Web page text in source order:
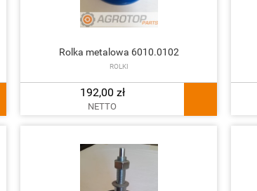
Rolka metalowa 6010.0102
ROLKI
192,00 zł
NETTO